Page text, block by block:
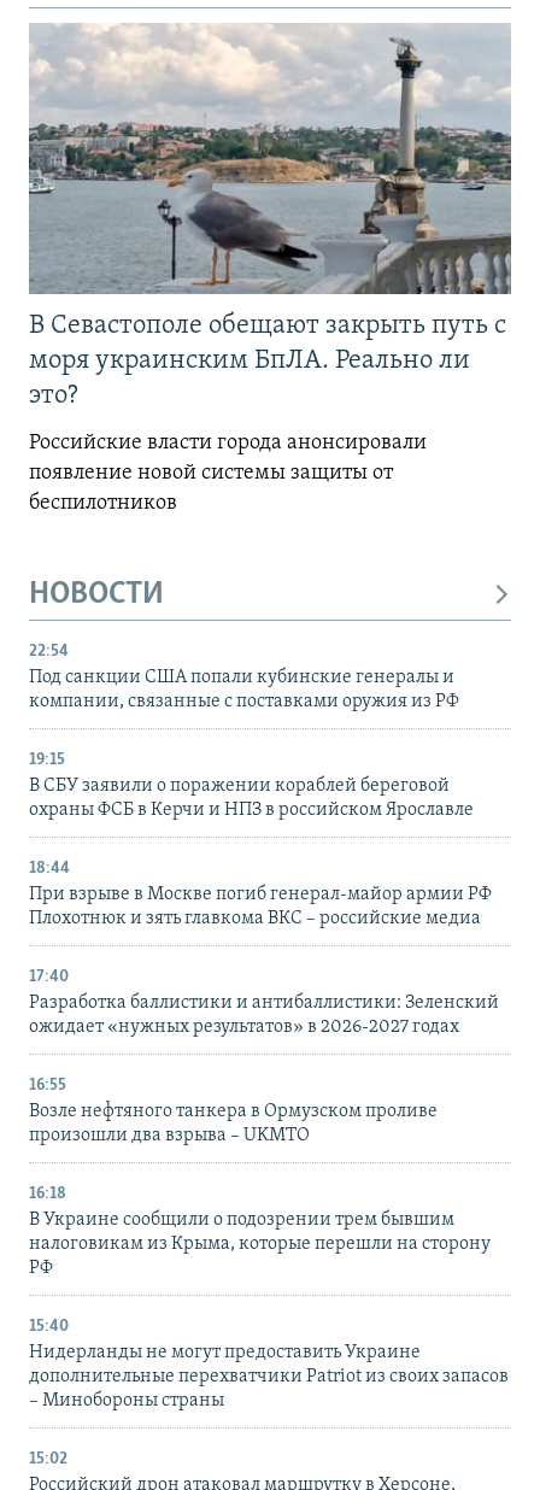
В Севастополе обещают закрыть путь с
моря украинским БпЛА. Реально ли
это?
Российские власти города анонсировали
появление новой системы защиты от
беспилотников
НОВОСТИ
22:54
Под санкции США попали кубинские генералы и
компании, связанные с поставками оружия из РФ
19:15
В СБУ заявили о поражении кораблей береговой
охраны ФСБ в Керчи и НПЗ в российском Ярославле
18:44
При взрыве в Москве погиб генерал-майор армии РФ
Плохотнюк и зять главкома ВКС – российские медиа
17:40
Разработка баллистики и антибаллистики: Зеленский
ожидает «нужных результатов» в 2026-2027 годах
16:55
Возле нефтяного танкера в Ормузском проливе
произошли два взрыва – UKMTO
16:18
В Украине сообщили о подозрении трем бывшим
налоговикам из Крыма, которые перешли на сторону
РФ
15:40
Нидерланды не могут предоставить Украине
дополнительные перехватчики Patriot из своих запасов
– Минобороны страны
15:02
Российский дрон атаковал маршрутку в Херсоне,